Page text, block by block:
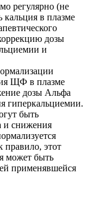
регулярно (не
кальция в плазме
дозы
и
ЩФ в плазме
дозы Альфа
гиперкальциемии.
быть
и снижения
правило, этот
может быть
применявшейся